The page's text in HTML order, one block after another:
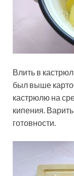
Влить в
был выше
кастрюлю на
кипения.
готовности.